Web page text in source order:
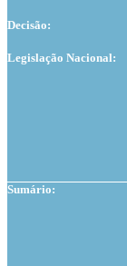
Decisão:
Legislação Nacional:
Sumário: